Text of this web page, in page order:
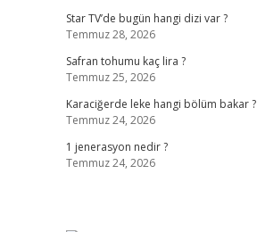
Star TV’de bugün hangi dizi var ?
Temmuz 28, 2026
Safran tohumu kaç lira ?
Temmuz 25, 2026
Karaciğerde leke hangi bölüm bakar ?
Temmuz 24, 2026
1 jenerasyon nedir ?
Temmuz 24, 2026